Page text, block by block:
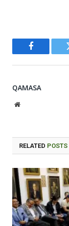
Facebook
QAMASA
Website
RELATED POSTS